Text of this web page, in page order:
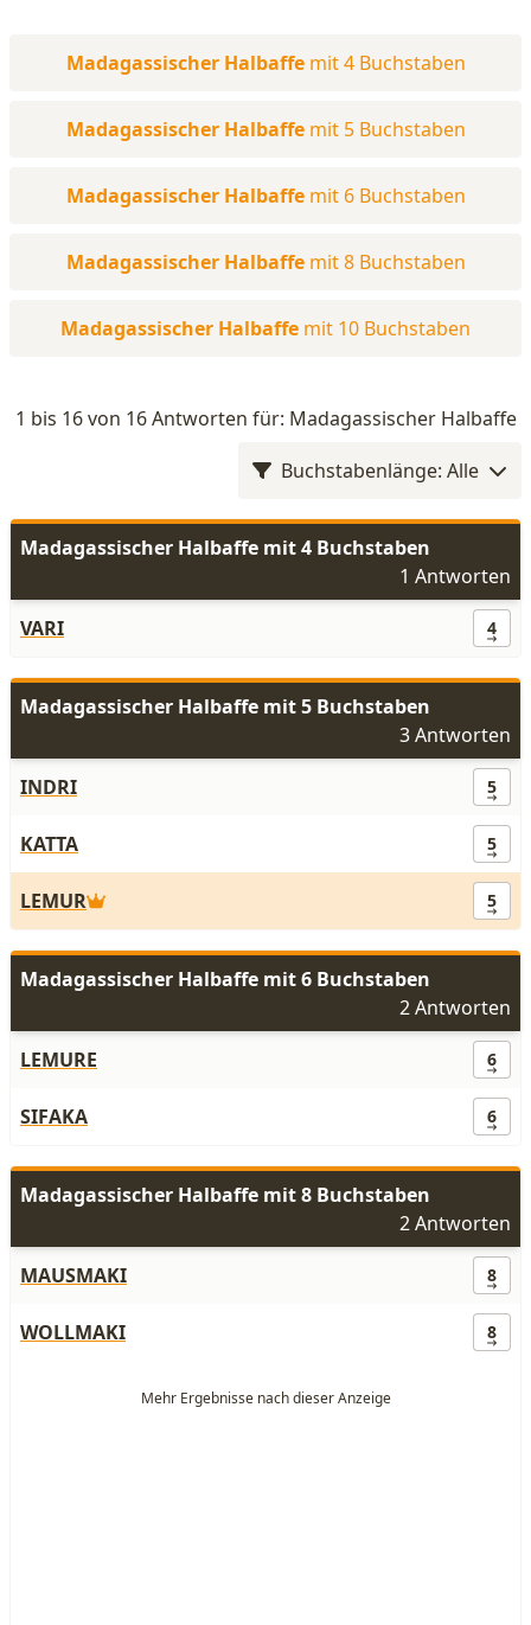
Madagassischer Halbaffe mit 4 Buchstaben
Madagassischer Halbaffe mit 5 Buchstaben
Madagassischer Halbaffe mit 6 Buchstaben
Madagassischer Halbaffe mit 8 Buchstaben
Madagassischer Halbaffe mit 10 Buchstaben
1 bis 16 von 16 Antworten für: Madagassischer Halbaffe
Buchstabenlänge: Alle
Madagassischer Halbaffe mit 4 Buchstaben
1 Antworten
VARI
4
Madagassischer Halbaffe mit 5 Buchstaben
3 Antworten
INDRI
5
KATTA 5
LEMUR 5
Madagassischer Halbaffe mit 6 Buchstaben
2 Antworten
LEMURE
6
SIFAKA 6
Madagassischer Halbaffe mit 8 Buchstaben
2 Antworten
MAUSMAKI
8
WOLLMAKI 8